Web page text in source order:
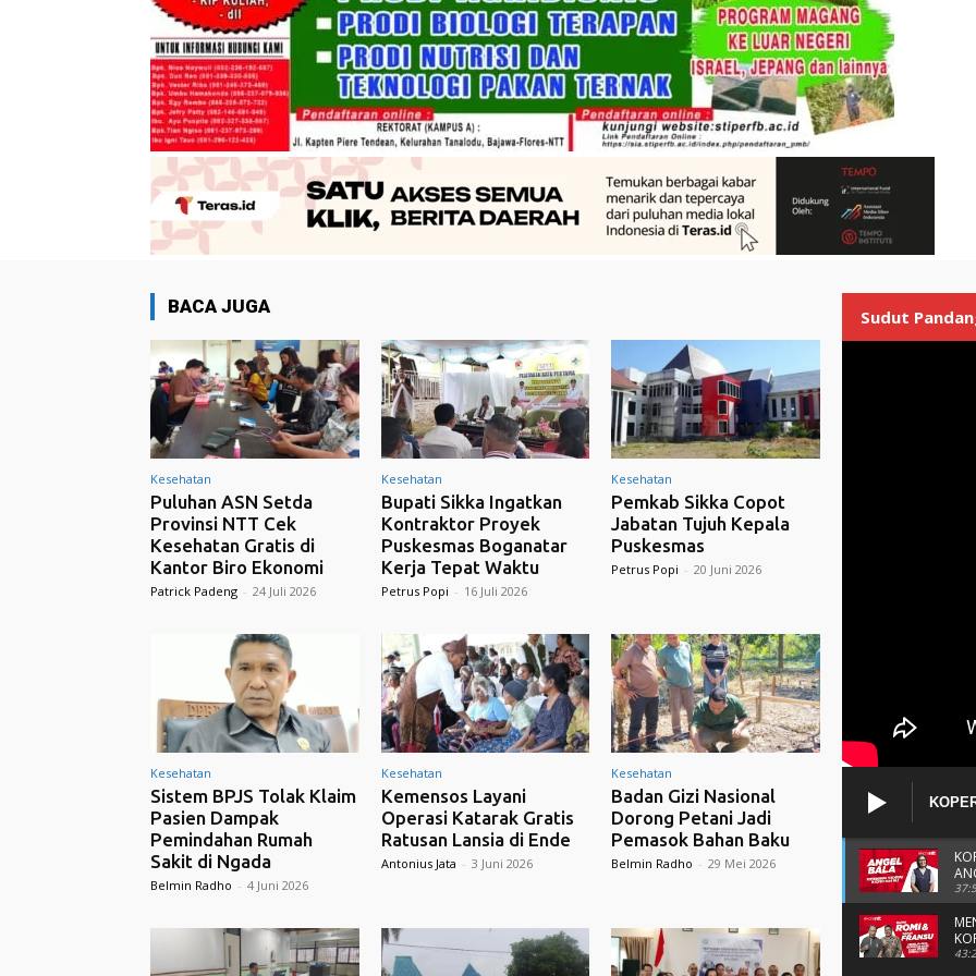
BACA JUGA
Kesehatan
Puluhan ASN Setda
Provinsi NTT Cek
Kesehatan Gratis di
Kantor Biro Ekonomi
Patrick Padeng - 24 Juli 2026
Kesehatan
Bupati Sikka Ingatkan
Kontraktor Proyek
Puskesmas Boganatar
Kerja Tepat Waktu
Petrus Popi - 16 Juli 2026
Kesehatan
Pemkab Sikka Copot
Jabatan Tujuh Kepala
Puskesmas
Petrus Popi - 20 Juni 2026
Kesehatan
Sistem BPJS Tolak Klaim
Pasien Dampak
Pemindahan Rumah
Sakit di Ngada
Belmin Radho - 4 Juni 2026
Kesehatan
Kemensos Layani
Operasi Katarak Gratis
Ratusan Lansia di Ende
Antonius Jata - 3 Juni 2026
Kesehatan
Badan Gizi Nasional
Dorong Petani Jadi
Pemasok Bahan Baku
Belmin Radho - 29 Mei 2026
Sudut
&